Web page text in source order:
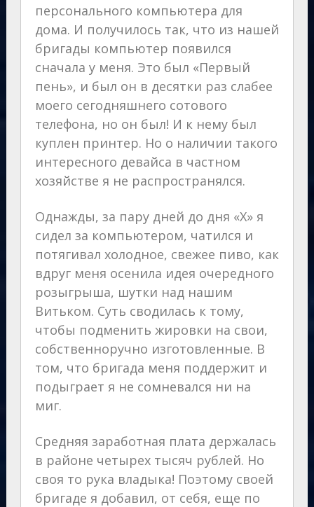
персонального компьютера для
дома. И получилось так, что из нашей
бригады компьютер появился
сначала у меня. Это был «Первый
пень», и был он в десятки раз слабее
моего сегодняшнего сотового
телефона, но он был! И к нему был
куплен принтер. Но о наличии такого
интересного девайса в частном
хозяйстве я не распространялся.
Однажды, за пару дней до дня «Х» я
сидел за компьютером, чатился и
потягивал холодное, свежее пиво, как
вдруг меня осенила идея очередного
розыгрыша, шутки над нашим
Витьком. Суть сводилась к тому,
чтобы подменить жировки на свои,
собственноручно изготовленные. В
том, что бригада меня поддержит и
подыграет я не сомневался ни на
миг.
Средняя заработная плата держалась
в районе четырех тысяч рублей. Но
своя то рука владыка! Поэтому своей
бригаде я добавил, от себя, еще по